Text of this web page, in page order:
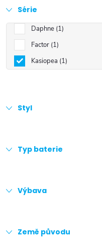
Série
Daphne 1
Factor 1
Kasiopea 1
Styl
Typ baterie
Výbava
Země původu